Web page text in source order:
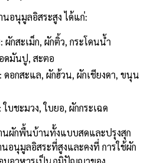
อนุมูลอิสระสูง ได้แก่:
: ผักสะเม็ก, ผักติ้ว, กระโดนน้ำ
ดมันปู, สะตอ
: ดอกสะแล, ผักฮ้วน, ผักเชียงดา, ขนุน
: ใบชะมวง, ใบยอ, ผักกระเฉด
พื้นบ้านทั้งแบบสดและปรุงสุก
อนุมูลอิสระที่สูงและคงที่ การใช้ผัก